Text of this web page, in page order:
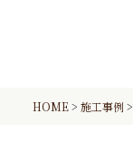
HOME> 施工事例>